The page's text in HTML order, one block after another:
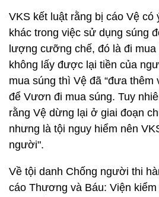
VKS kết luật rằng bị cáo Vệ có
khác trong việc sử dụng súng
lượng cưỡng chế, đó là đi mua
không lấy được lại tiền của
mua súng thì Vệ đã “đưa thêm
để Vươn đi mua súng. Tuy
rằng Vệ dừng lại ở giai đoạn
nhưng là tội nguy hiểm nên
người".
Về tội danh Chống người thi
cáo Thương và Báu: Viện